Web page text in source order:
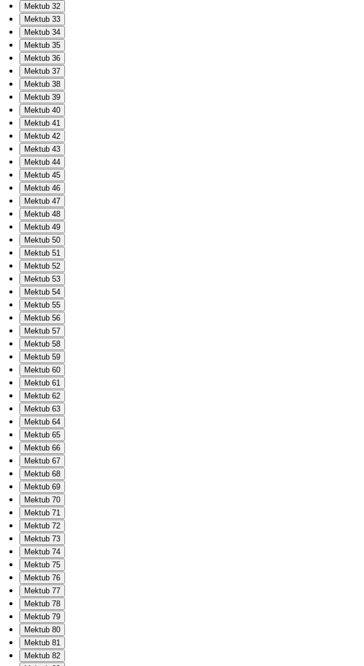
Mektub 32
Mektub 33
Mektub 34
Mektub 35
Mektub 36
Mektub 37
Mektub 38
Mektub 39
Mektub 40
Mektub 41
Mektub 42
Mektub 43
Mektub 44
Mektub 45
Mektub 46
Mektub 47
Mektub 48
Mektub 49
Mektub 50
Mektub 51
Mektub 52
Mektub 53
Mektub 54
Mektub 55
Mektub 56
Mektub 57
Mektub 58
Mektub 59
Mektub 60
Mektub 61
Mektub 62
Mektub 63
Mektub 64
Mektub 65
Mektub 66
Mektub 67
Mektub 68
Mektub 69
Mektub 70
Mektub 71
Mektub 72
Mektub 73
Mektub 74
Mektub 75
Mektub 76
Mektub 77
Mektub 78
Mektub 79
Mektub 80
Mektub 81
Mektub 82